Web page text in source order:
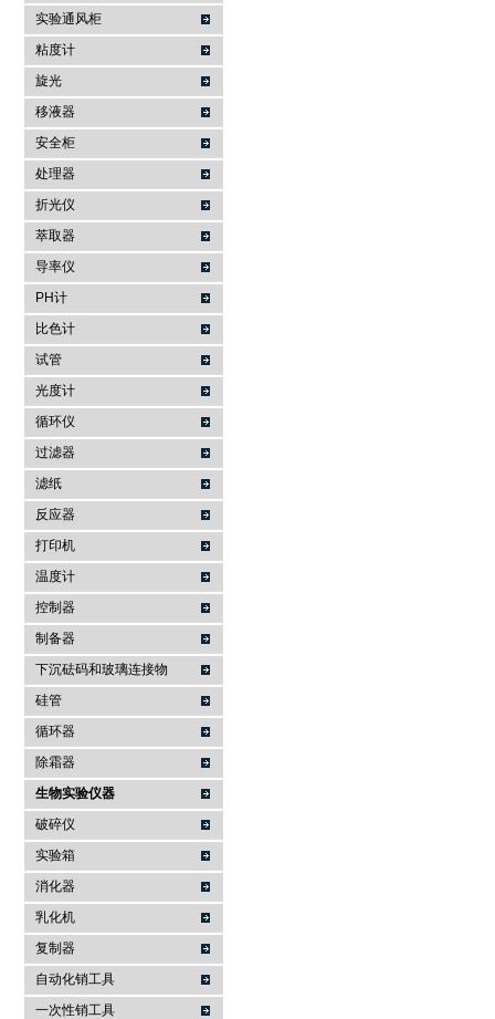
实验通风柜
粘度计
旋光
移液器
安全柜
处理器
折光仪
萃取器
导率仪
PH计
比色计
试管
光度计
循环仪
过滤器
滤纸
反应器
打印机
温度计
控制器
制备器
下沉砝码和玻璃连接物
硅管
循环器
除霜器
生物实验仪器
破碎仪
实验箱
消化器
乳化机
复制器
自动化销工具
一次性销工具